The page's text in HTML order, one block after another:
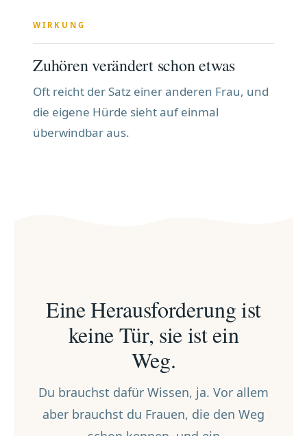
WIRKUNG
Zuhören verändert schon etwas
Oft reicht der Satz einer anderen Frau, und
die eigene Hürde sieht auf einmal
überwindbar aus.
Eine Herausforderung ist
keine Tür, sie ist ein
Weg.
Du brauchst dafür Wissen, ja. Vor allem
aber brauchst du Frauen, die den Weg